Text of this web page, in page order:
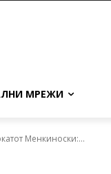
МРЕЖИ
Менкиноски:...